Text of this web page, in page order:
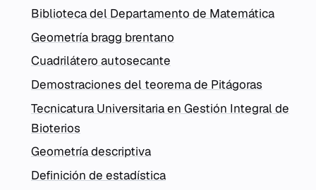
Biblioteca del Departamento de Matemática
Geometría bragg brentano
Cuadrilátero autosecante
Demostraciones del teorema de Pitágoras
Tecnicatura Universitaria en Gestión Integral de
Bioterios
Geometría descriptiva
Definición de estadística